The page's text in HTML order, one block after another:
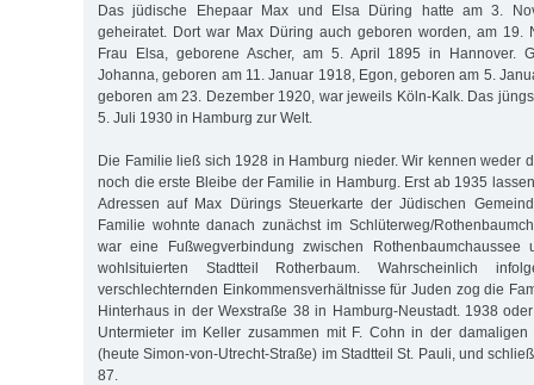
Das jüdische Ehepaar Max und Elsa Düring hatte am 3.
geheiratet. Dort war Max Düring auch geboren worden, am 19.
Frau Elsa, geborene Ascher, am 5. April 1895 in Hannover.
Johanna, geboren am 11. Januar 1918, Egon, geboren am 5.
geboren am 23. Dezember 1920, war jeweils Köln-Kalk. Das
5. Juli 1930 in Hamburg zur Welt.
Die Familie ließ sich 1928 in Hamburg nieder. Wir kennen weder
noch die erste Bleibe der Familie in Hamburg. Erst ab 1935
Adressen auf Max Dürings Steuerkarte der Jüdischen
Familie wohnte danach zunächst im Schlüterweg/
war eine Fußwegverbindung zwischen Rothenbaumchaussee
wohlsituierten Stadtteil Rotherbaum. Wahrscheinlich
verschlechternden Einkommensverhältnisse für Juden zog die
Hinterhaus in der Wexstraße 38 in Hamburg-Neustadt. 1938
Untermieter im Keller zusammen mit F. Cohn in der damaligen
(heute Simon-von-Utrecht-Straße) im Stadtteil St. Pauli, und
87.